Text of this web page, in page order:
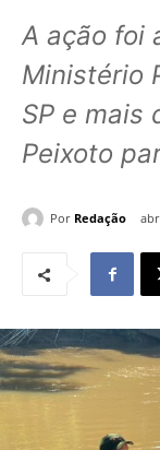
A ação foi
Ministério
SP e mais
Peixoto
Por Redação